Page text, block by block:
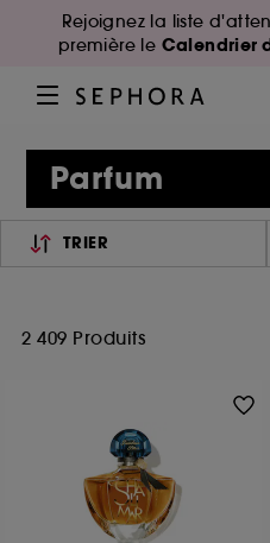
Rejoignez la liste
première le Calendrier
Parfum
TRIER
2 409 Produits